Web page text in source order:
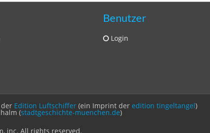
Benutzer
Login
Edition Luftschiffer (ein Imprint der edition tingeltangel)
(stadtgeschichte-muenchen.de)
inc. All rights reserved.